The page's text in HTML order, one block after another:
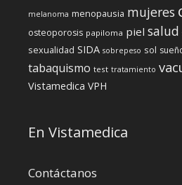
melanoma menopausia mujeres
osteoporosis papiloma piel salud
sexualidad SIDA sobrepeso sol
tabaquismo test tratamiento
Vistamedica VPH
En Vistamedica
Contáctanos